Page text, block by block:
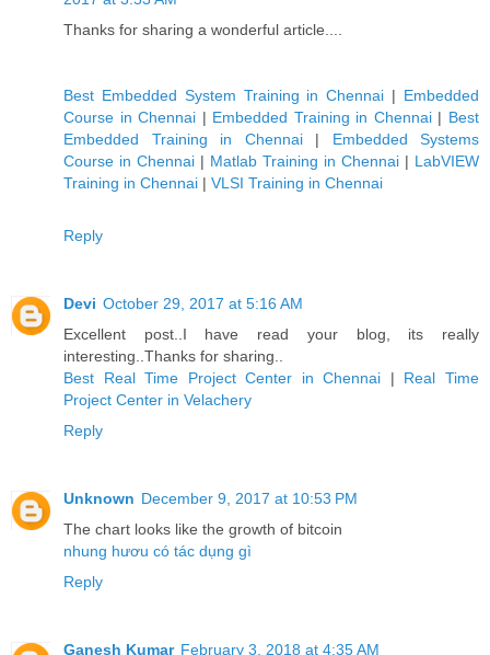
Thanks for sharing a wonderful article....
Best Embedded System Training in Chennai | Embedded
Course in Chennai | Embedded Training in Chennai| Best
Embedded Training in Chennai| Embedded Systems
Course in Chennai | Matlab Training in Chennai | LabVIEW
Training in Chennai | VLSI Training in Chennai
Reply
Devi October 29, 2017 at 5:16 AM
Excellent post..I have read your blog, its really
interesting..Thanks for sharing..
Best Real Time Project Center in Chennai | Real Time
Project Center in Velachery
Reply
Unknown December 9, 2017 at 10:53 PM
The chart looks like the growth of bitcoin
nhung hươu có tác dụng gì
Reply
Ganesh Kumar February 3, 2018 at 4:35 AM